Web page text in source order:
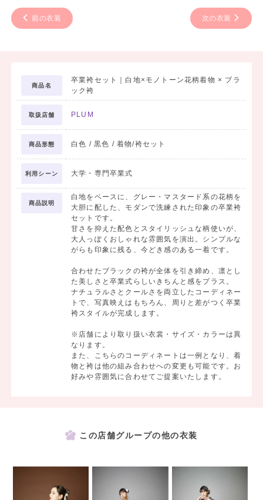
前の衣装 次の衣装
商品名
卒業袴セット｜白地×モノトーン花柄着物 × ブラ
ック袴
取扱店舗 PLUM
商品形態 白色 / 黒色 / 着物/袴セット
利用シーン 大学・専門卒業式
商品説明
白地をベースに、グレー・マスタード系の花柄を
大胆に配した、モダンで洗練された印象の卒業袴
セットです。
甘さを抑えた配色とスタイリッシュな柄使いが、
大人っぽくおしゃれな雰囲気を演出。シンプルな
がらも印象に残る、今どき感のある一着です。
合わせたブラックの袴が全体を引き締め、凛とし
た美しさと卒業式らしいきちんと感をプラス。
ナチュラルさとクールさを両立したコーディネー
トで、写真映えはもちろん、周りと差がつく卒業
袴スタイルが完成します。
※店舗により取り扱い衣裳・サイズ・カラーは異
なります。
また、こちらのコーディネートは一例となり、着
物と袴は他の組み合わせへの変更も可能です。お
好みや雰囲気に合わせてご提案いたします。
この店舗グループの他の衣装